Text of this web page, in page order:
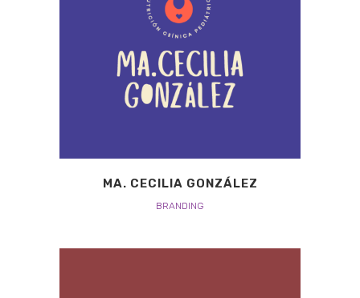
MA. CECILIA GONZÁLEZ
BRANDING